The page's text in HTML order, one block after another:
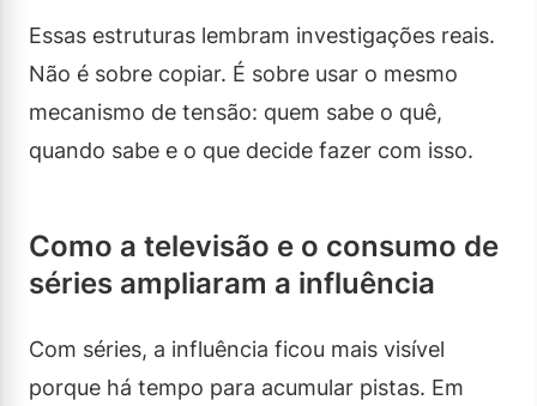
Essas estruturas lembram investigações reais.
Não é sobre copiar. É sobre usar o mesmo
mecanismo de tensão: quem sabe o quê,
quando sabe e o que decide fazer com isso.
Como a televisão e o consumo de
séries ampliaram a influência
Com séries, a influência ficou mais visível
porque há tempo para acumular pistas. Em